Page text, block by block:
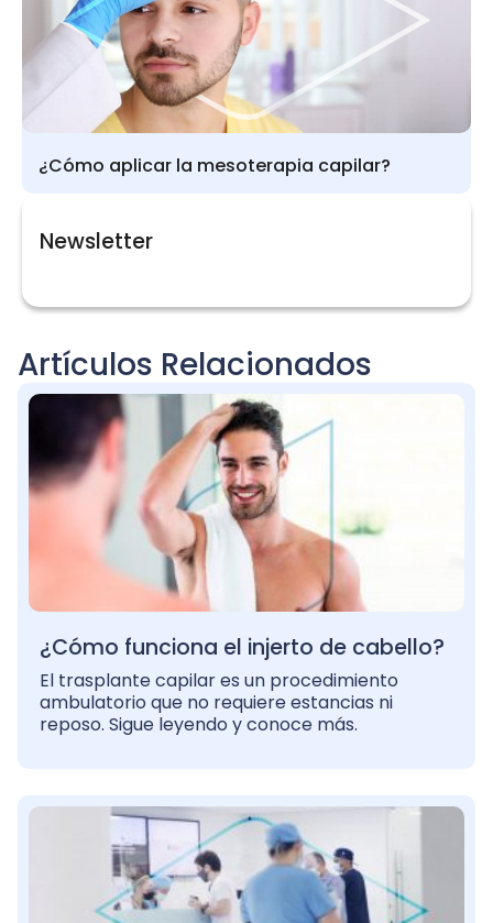
¿Cómo aplicar la mesoterapia capilar?
Newsletter
Artículos Relacionados
¿Cómo funciona el injerto de cabello?
El trasplante capilar es un procedimiento
ambulatorio que no requiere estancias ni
reposo. Sigue leyendo y conoce más.